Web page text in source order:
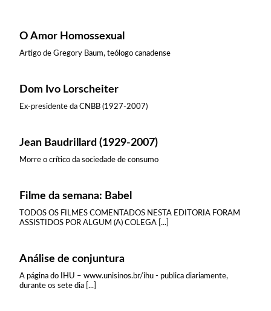
O Amor Homossexual
Artigo de Gregory Baum, teólogo canadense
Dom Ivo Lorscheiter
Ex-presidente da CNBB (1927-2007)
Jean Baudrillard (1929-2007)
Morre o crítico da sociedade de consumo
Filme da semana: Babel
TODOS OS FILMES COMENTADOS NESTA EDITORIA FORAM
ASSISTIDOS POR ALGUM (A) COLEGA [...]
Análise de conjuntura
A página do IHU – www.unisinos.br/ihu - publica diariamente,
durante os sete dia [...]